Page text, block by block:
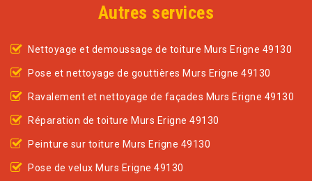
Autres services
Nettoyage et demoussage de toiture Murs Erigne 49130
Pose et nettoyage de gouttières Murs Erigne 49130
Ravalement et nettoyage de façades Murs Erigne 49130
Réparation de toiture Murs Erigne 49130
Peinture sur toiture Murs Erigne 49130
Pose de velux Murs Erigne 49130